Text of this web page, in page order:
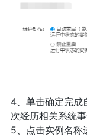
4、单击确定完成
次经历相关系统事
5、点击实例名称